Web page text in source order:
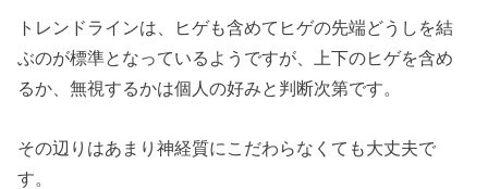
トレンドラインは、ヒゲも含めてヒゲの先端どうしを結
ぶのが標準となっているようですが、上下のヒゲを含め
るか、無視するかは個人の好みと判断次第です。
その辺りはあまり神経質にこだわらなくても大丈夫で
す。